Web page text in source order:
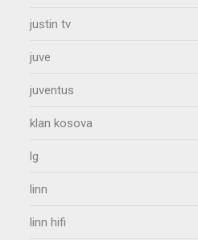
justin tv
juve
juventus
klan kosova
lg
linn
linn hifi